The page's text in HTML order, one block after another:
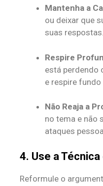
Mantenha a
ou deixar que
suas respostas.
Respire
está perdendo
e respire fundo
Não Reaja a
no tema e não
ataques
4. Use a Técnica
Reformule o